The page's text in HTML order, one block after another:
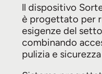
ll dispositivo
è progettato per
esigenze del
combinando
pulizia e